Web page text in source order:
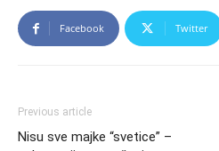
Facebook Twitter
Previous article
Nisu sve majke “svetice” –